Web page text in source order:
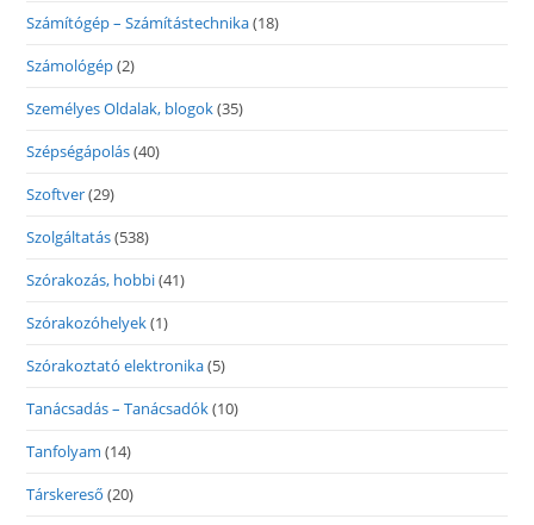
Számítógép – Számítástechnika(18)
Számológép(2)
Személyes Oldalak, blogok(35)
Szépségápolás(40)
Szoftver(29)
Szolgáltatás(538)
Szórakozás, hobbi(41)
Szórakozóhelyek(1)
Szórakoztató elektronika(5)
Tanácsadás – Tanácsadók(10)
Tanfolyam (14)
Társkereső (20)